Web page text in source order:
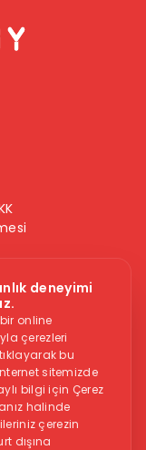
deneyimi
online
çerezleri
bu
sitemizde
bilgi için Çerez
halinde
çerezin
dışına
uygun bir hizmet